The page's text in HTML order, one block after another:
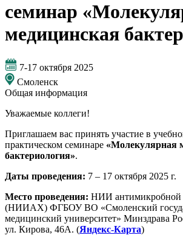
семинар
медицинская
7-17 октября 2025
Смоленск
Общая информация
Уважаемые коллеги!
Приглашаем вас принять участие в
практическом семинаре «Молекулярная
бактериология».
Даты проведения: 7 – 17 октября 2025 г.
Место проведения: НИИ антимикробной
(НИИАХ) ФГБОУ ВО «Смоленский
медицинский университет» Минздрава
ул. Кирова, 46А. (Яндекс-Карта)